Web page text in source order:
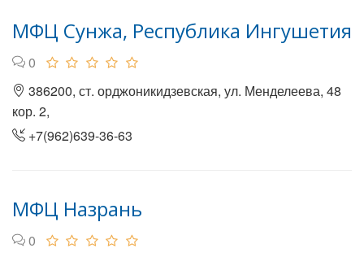
МФЦ Сунжа, Республика Ингушетия
0
386200, ст. орджоникидзевская, ул. Менделеева, 48
кор. 2,
+7(962)639-36-63
МФЦ Назрань
0